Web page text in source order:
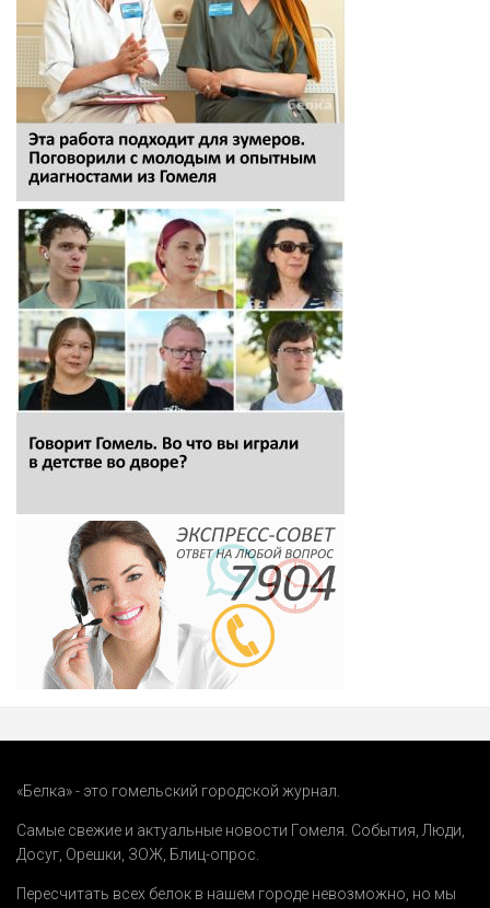
«Белка» - это гомельский городской журнал.
Самые свежие и актуальные новости Гомеля. События Люди
Досуг Орешки ЗОЖ Блиц-опрос
Пересчитать всех белок в нашем городе невозможно, но мы